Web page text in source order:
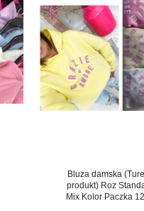
Bluza damska
produkt) Roz
Mix Kolor Paczka